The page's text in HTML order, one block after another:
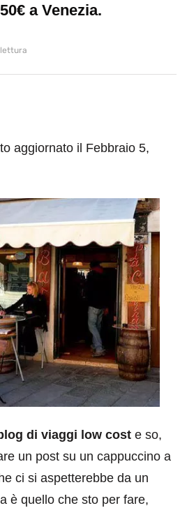
a Venezia.
aggiornato il Febbraio 5,
di viaggi low cost e so,
un post su un cappuccino a
ci si aspetterebbe da un
è quello che sto per fare,